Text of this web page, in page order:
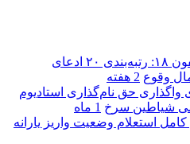
واقعیت‌سنجی شایعات آیفون ۱۸: رتبه‌بندی ۲۰ ادعای
وقوع 2 هفته
واگذاری حق نام‌گذاری استادیوم
شیاطین سرخ 1 ماه
کامل استعلام وضعیت واریز یارانه